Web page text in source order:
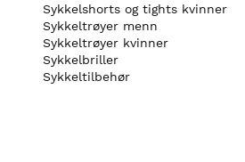
Sykkelshorts og tights kvinner
Sykkeltrøyer menn
Sykkeltrøyer kvinner
Sykkelbriller
Sykkeltilbehør